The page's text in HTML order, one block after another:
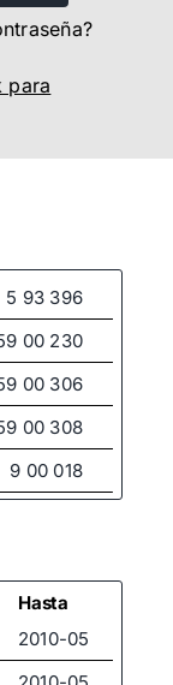
para
5 93 396
00 230
00 306
00 308
9 00 018
Hasta
2010-05